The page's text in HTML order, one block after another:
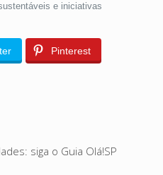
e iniciativas
Pinterest
siga o Guia Olá!SP